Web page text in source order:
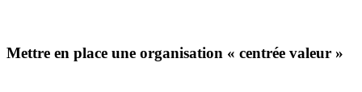
Mettre en place une organisation « centrée valeur »